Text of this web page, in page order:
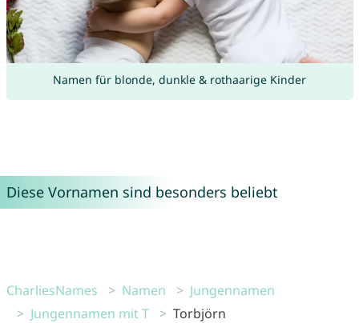
Namen für blonde, dunkle & rothaarige Kinder
Diese Vornamen sind besonders beliebt
CharliesNames Namen
Jungennamen
Jungennamen mit T
Torbjörn